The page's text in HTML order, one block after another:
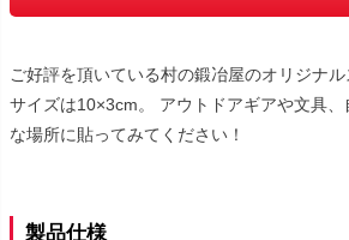
ご好評を頂いている村の鍛冶屋のオリジナル
サイズは10×3cm。 アウトドアギアや文具
な場所に貼ってみてください！
製品仕様